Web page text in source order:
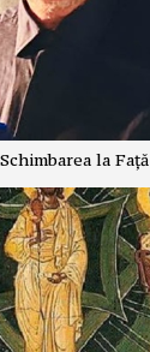
la Față